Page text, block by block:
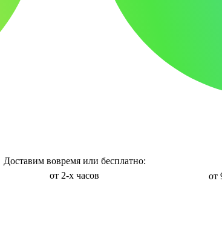
Доставим вовремя или бесплатно:
от 2-х часов от